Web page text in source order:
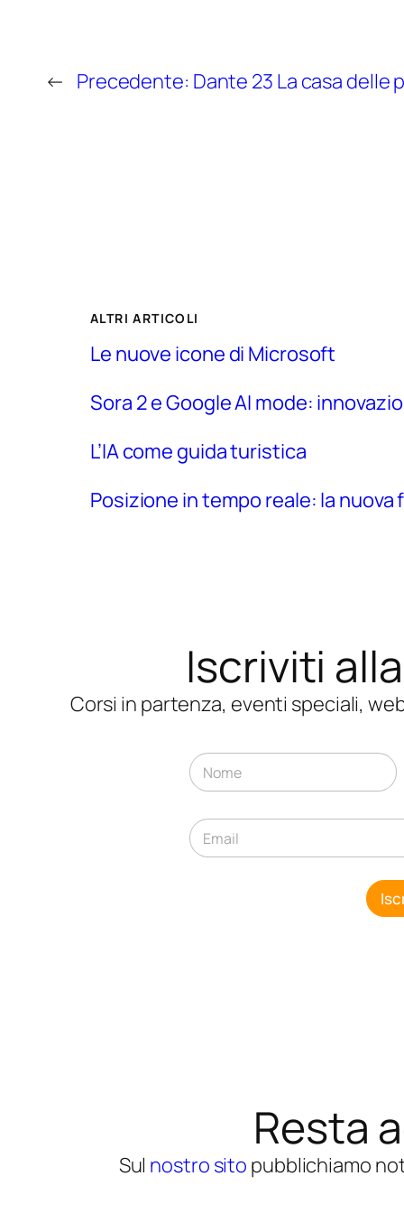
← Precedente: Dante 23 La casa delle
ALTRI ARTICOLI
Le nuove icone di Microsoft
Sora 2 e Google AI mode:
L’IA come guida turistica
Posizione in tempo reale: la
Iscriviti
Corsi in partenza, eventi speciali,
Resta
Sul nostro sito pubblichiamo